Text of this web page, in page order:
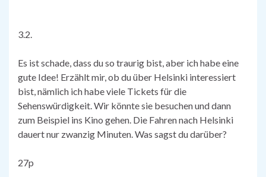
3.2.
Es ist schade, dass du so traurig bist, aber ich habe eine
gute Idee! Erzählt mir, ob du über Helsinki interessiert
bist, nämlich ich habe viele Tickets für die
Sehenswürdigkeit. Wir könnte sie besuchen und dann
zum Beispiel ins Kino gehen. Die Fahren nach Helsinki
dauert nur zwanzig Minuten. Was sagst du darüber?
27p